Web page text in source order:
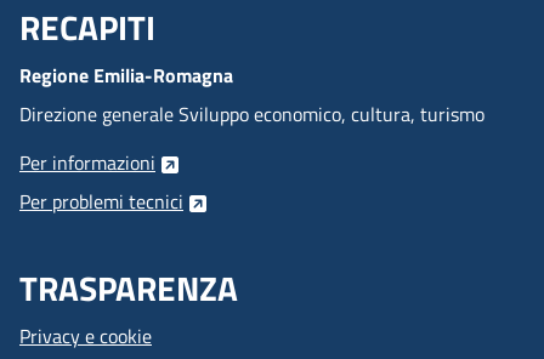
Menu Footer
RECAPITI
Regione Emilia-Romagna
Direzione generale Sviluppo economico, cultura, turismo
Per informazioni
Per problemi tecnici
TRASPARENZA
Privacy e cookie